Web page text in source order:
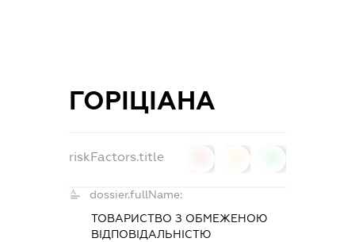
ГОРІЦІАНА
riskFactors.title
dossier.fullName:
ТОВАРИСТВО З ОБМЕЖЕНОЮ
ВІДПОВІДАЛЬНІСТЮ